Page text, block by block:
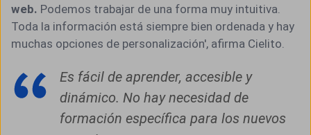
web. Podemos trabajar de una forma muy intuitiva.
Toda la información está siempre bien ordenada y hay
muchas opciones de personalización', afirma Cielito.
Es fácil de aprender, accesible y
dinámico. No hay necesidad de
formación específica para los nuevos